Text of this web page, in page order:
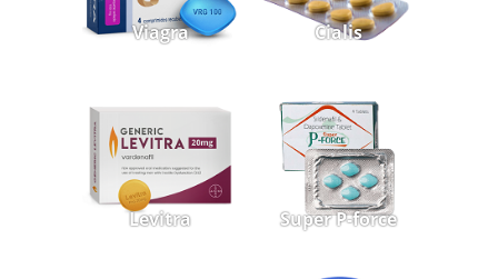
Viagra Cialis
Levitra Super P-force